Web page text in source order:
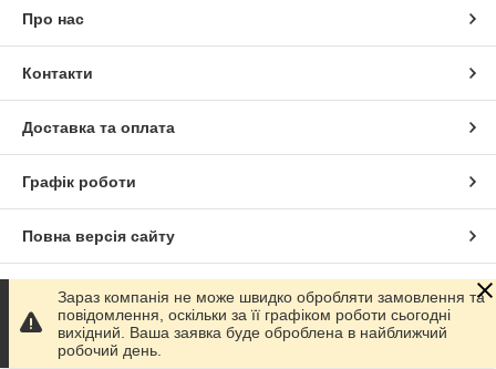
Про нас
Контакти
Доставка та оплата
Графік роботи
Повна версія сайту
Сайт створено на маркетплейсі Prom.ua
Політика конфіденційності
Зараз компанія не може швидко обробляти замовлення та
повідомлення, оскільки за її графіком роботи сьогодні
вихідний. Ваша заявка буде оброблена в найближчий
робочий день.